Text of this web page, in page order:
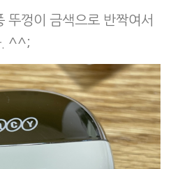
뚜껑이 금색으로 반짝여서
. ^^;